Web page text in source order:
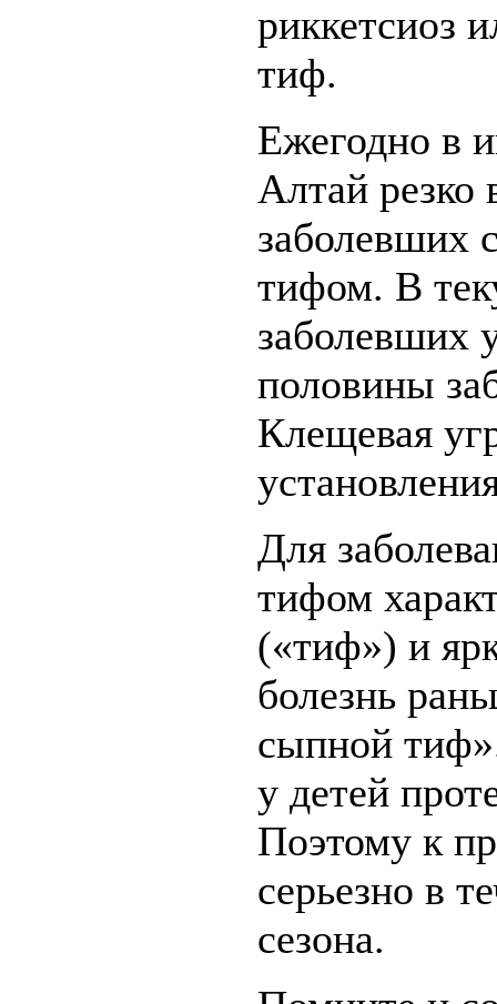
риккетсиоз
тиф.
Ежегодно в
Алтай резко
заболевших
тифом. В
заболевших
половины
Клещевая
Для
тифом
(«тиф») и
болезнь
сыпной
у детей
Поэтому к
серьезно в
сезона.